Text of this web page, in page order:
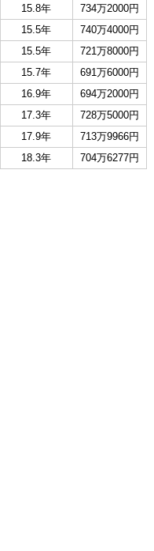
15.8年
734万2000円
15.5年
740万4000円
15.5年
721万8000円
15.7年
691万6000円
16.9年
694万2000円
17.3年
728万5000円
17.9年
713万9966円
18.3年 704万6277円